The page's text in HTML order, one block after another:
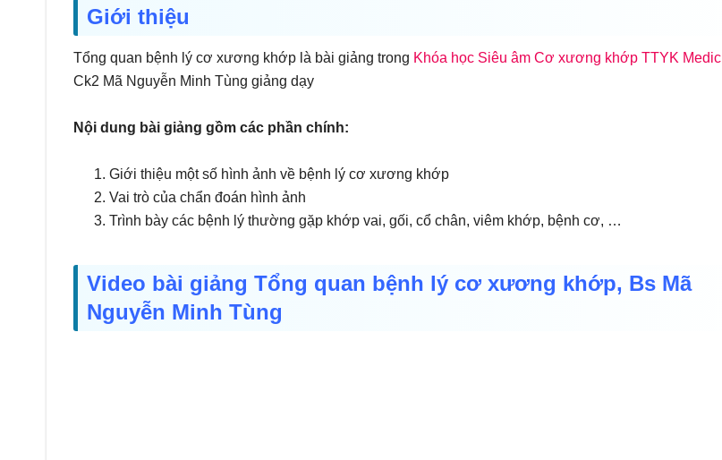
Giới thiệu
Tổng quan bệnh lý cơ xương khớp là bài giảng trong Khóa học Siêu âm Cơ xương khớp TTYK Medic
Ck2 Mã Nguyễn Minh Tùng giảng dạy
Nội dung bài giảng gồm các phần chính:
Giới thiệu một số hình ảnh về bệnh lý cơ xương khớp
Vai trò của chẩn đoán hình ảnh
Trình bày các bệnh lý thường gặp khớp vai, gối, cổ chân, viêm khớp, bệnh cơ, …
Video bài giảng Tổng quan bệnh lý cơ xương khớp, Bs Mã
Nguyễn Minh Tùng